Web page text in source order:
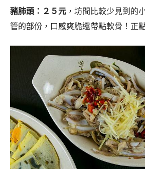
豬肺頭：２５元 ，坊間比較少見到的
管的部份，口感爽脆還帶點軟骨！正點